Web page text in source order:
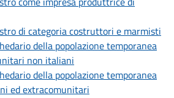
di categoria costruttori e marmisti
della popolazione temporanea
non italiani
della popolazione temporanea
ed extracomunitari